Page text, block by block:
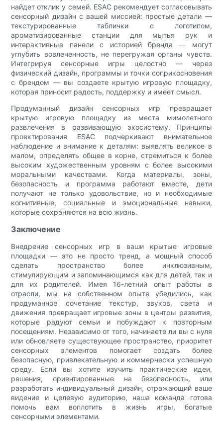
найдет отклик у семей. ESAC рекомендует согласовывать
сенсорный дизайн с вашей миссией: простые детали —
текстурированные таблички с логотипом,
ароматизированные станции для мытья рук и
интерактивные панели с историей бренда — могут
углубить вовлеченность, не перегружая органы чувств.
Интегрируя сенсорные игры целостно — через
физический дизайн, программы и точки соприкосновения
с брендом — вы создаете крытую игровую площадку,
которая приносит радость, поддержку и имеет смысл.
Продуманный дизайн сенсорных игр превращает
крытую игровую площадку из места мимолетного
развлечения в развивающую экосистему. Принципы
проектирования ESAC подчеркивают внимательное
наблюдение и внимание к деталям: выявлять великое в
малом, определять общее в корне, стремиться к более
высоким художественным уровням с более высокими
моральными качествами. Когда материалы, зоны,
безопасность и программа работают вместе, дети
получают не только удовольствие, но и необходимые
когнитивные, социальные и эмоциональные навыки,
которые сохраняются на всю жизнь.
Заключение
Внедрение сенсорных игр в ваши крытые игровые
площадки — это не просто тренд, а мощный способ
сделать пространство более инклюзивным,
стимулирующим и запоминающимся как для детей, так и
для их родителей. Имея 16-летний опыт работы в
отрасли, мы на собственном опыте убедились, как
продуманное сочетание текстур, звуков, света и
движения превращает игровые зоны в центры развития,
которые радуют семьи и побуждают к повторным
посещениям. Независимо от того, начинаете ли вы с нуля
или обновляете существующее пространство, приоритет
сенсорных элементов помогает создать более
безопасную, привлекательную и коммерчески успешную
среду. Если вы хотите изучить практические идеи,
решения, ориентированные на безопасность, или
разработать индивидуальный дизайн, отражающий ваше
видение и целевую аудиторию, наша команда готова
помочь вам воплотить в жизнь игры, богатые
сенсорными элементами.